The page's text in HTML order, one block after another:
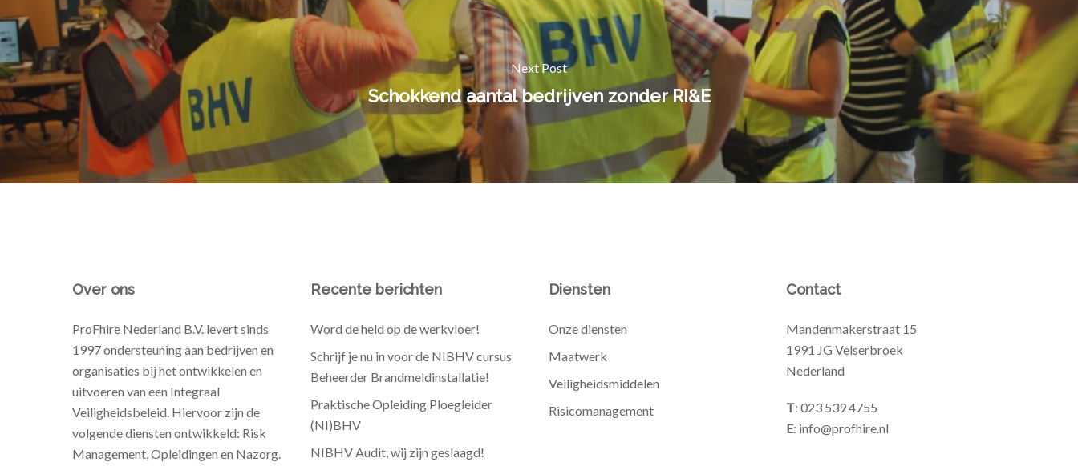
Next Post
Schokkend aantal bedrijven zonder RI&E
Over ons
ProFhire Nederland B.V. levert sinds
1997 ondersteuning aan bedrijven en
organisaties bij het ontwikkelen en
uitvoeren van een Integraal
Veiligheidsbeleid. Hiervoor zijn de
volgende diensten ontwikkeld: Risk
Management, Opleidingen en Nazorg.
Recente berichten
Word de held op de werkvloer!
Schrijf je nu in voor de NIBHV cursus
Beheerder Brandmeldinstallatie!
Praktische Opleiding Ploegleider
(NI)BHV
NIBHV Audit, wij zijn geslaagd!
Diensten
Onze diensten
Maatwerk
Veiligheidsmiddelen
Risicomanagement
Contact
Mandenmakerstraat 15
1991 JG Velserbroek
Nederland
T: 023 539 4755
E: info@profhire.nl